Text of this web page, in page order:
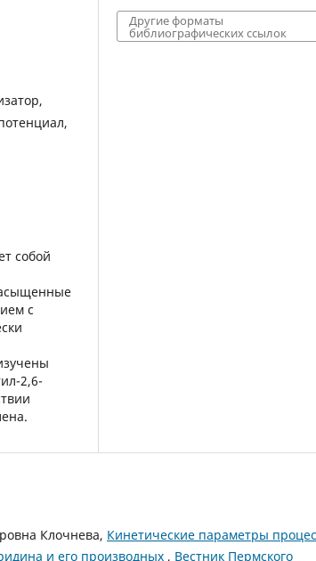
собой
с
2,6-
Другие форматы
библиографических ссылок
Клочнева, Кинетические параметры
и его производных , Вестник Пермского